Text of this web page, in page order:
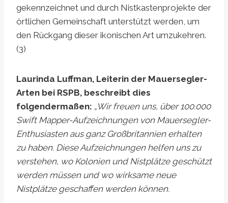
gekennzeichnet und durch Nistkastenprojekte der
örtlichen Gemeinschaft unterstützt werden, um
den Rückgang dieser ikonischen Art umzukehren.
(3)
Laurinda Luffman, Leiterin der Mauersegler-
Arten bei RSPB, beschreibt dies
folgendermaßen: „Wir freuen uns, über 100.000
Swift Mapper-Aufzeichnungen von Mauersegler-
Enthusiasten aus ganz Großbritannien erhalten
zu haben. Diese Aufzeichnungen helfen uns zu
verstehen, wo Kolonien und Nistplätze geschützt
werden müssen und wo wirksame neue
Nistplätze geschaffen werden können.